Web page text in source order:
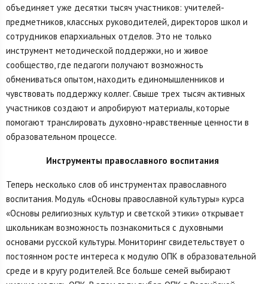
объединяет уже десятки тысяч участников: учителей-
предметников, классных руководителей, директоров школ и
сотрудников епархиальных отделов. Это не только
инструмент методической поддержки, но и живое
сообщество, где педагоги получают возможность
обмениваться опытом, находить единомышленников и
чувствовать поддержку коллег. Свыше трех тысяч активных
участников создают и апробируют материалы, которые
помогают транслировать духовно-нравственные ценности в
образовательном процессе.
Инструменты православного воспитания
Теперь несколько слов об инструментах православного
воспитания. Модуль «Основы православной культуры» курса
«Основы религиозных культур и светской этики» открывает
школьникам возможность познакомиться с духовными
основами русской культуры. Мониторинг свидетельствует о
постоянном росте интереса к модулю ОПК в образовательной
среде и в кругу родителей. Все больше семей выбирают